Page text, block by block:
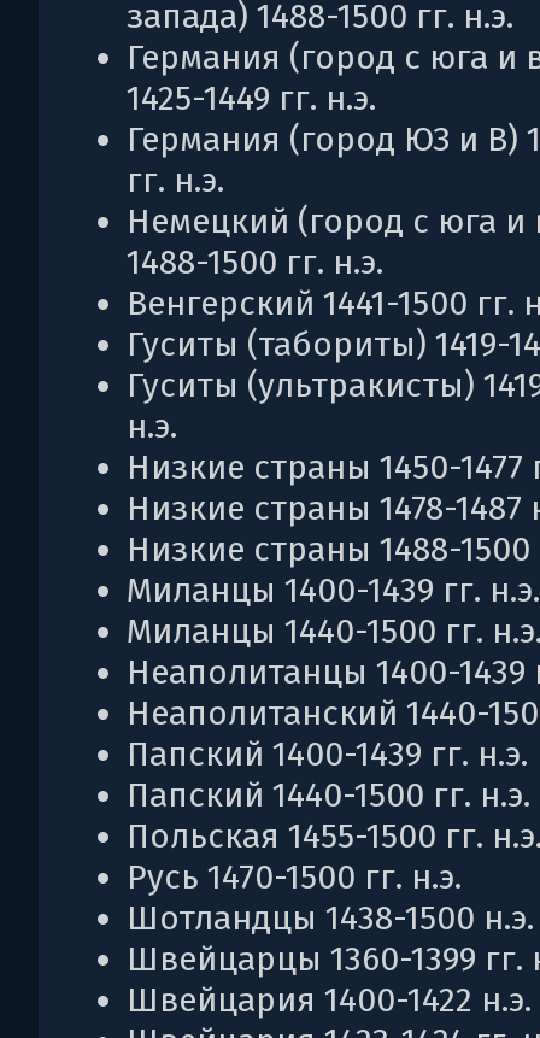
запада) 1488-1500 гг. н.э.
Германия (город с юга и
1425-1449 гг. н.э.
Германия (город ЮЗ и В)
гг. н.э.
Немецкий (город с юга и
1488-1500 гг. н.э.
Венгерский 1441-1500 гг.
Гуситы (табориты) 1419-
Гуситы (ультракисты)
н.э.
Низкие страны 1450-1477
Низкие страны 1478-1487
Низкие страны 1488-1500
Миланцы 1400-1439 гг. н.э.
Миланцы 1440-1500 гг.
Неаполитанцы 1400-1439
Неаполитанский 1440-
Папский 1400-1439 гг. н.э.
Папский 1440-1500 гг. н.э.
Польская 1455-1500 гг.
Русь 1470-1500 гг. н.э.
Шотландцы 1438-1500 н.э.
Швейцарцы 1360-1399 гг.
Швейцария 1400-1422 н.э.